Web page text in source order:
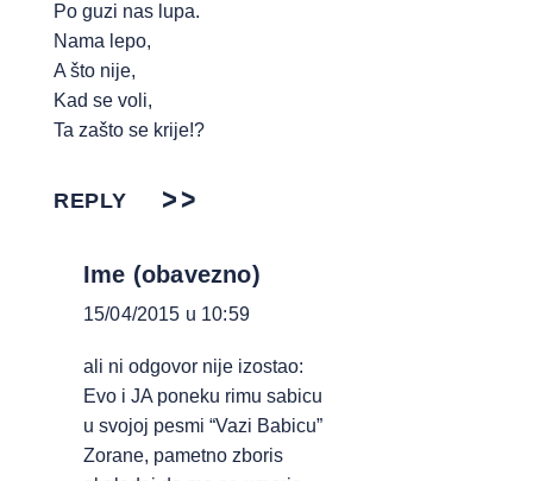
Po guzi nas lupa.
Nama lepo,
A što nije,
Kad se voli,
Ta zašto se krije!?
REPLY
Ime (obavezno)
15/04/2015 u 10:59
ali ni odgovor nije izostao:
Evo i JA poneku rimu sabicu
u svojoj pesmi “Vazi Babicu”
Zorane, pametno zboris